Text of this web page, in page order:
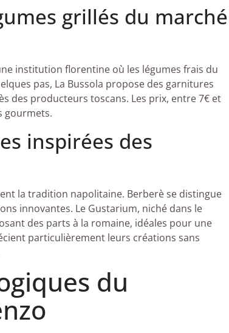
grillés du marché
institution florentine où les légumes frais du
pas, La Bussola propose des garnitures
des producteurs toscans. Les prix, entre 7€ et
gourmets.
inspirées des
la tradition napolitaine. Berberè se distingue
innovantes. Le Gustarium, niché dans le
des parts à la romaine, idéales pour une
particulièrement leurs créations sans
du